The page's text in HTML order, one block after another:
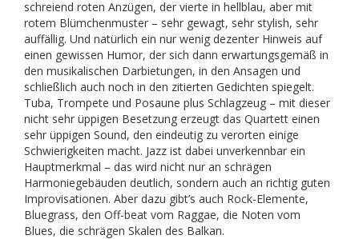
schreiend roten Anzügen, der vierte in hellblau, aber mit
rotem Blümchenmuster – sehr gewagt, sehr stylish, sehr
auffällig. Und natürlich ein nur wenig dezenter Hinweis auf
einen gewissen Humor, der sich dann erwartungsgemäß in
den musikalischen Darbietungen, in den Ansagen und
schließlich auch noch in den zitierten Gedichten spiegelt.
Tuba, Trompete und Posaune plus Schlagzeug – mit dieser
nicht sehr üppigen Besetzung erzeugt das Quartett einen
sehr üppigen Sound, den eindeutig zu verorten einige
Schwierigkeiten macht. Jazz ist dabei unverkennbar ein
Hauptmerkmal – das wird nicht nur an schrägen
Harmoniegebäuden deutlich, sondern auch an richtig guten
Improvisationen. Aber dazu gibt’s auch Rock-Elemente,
Bluegrass, den Off-beat vom Raggae, die Noten vom
Blues, die schrägen Skalen des Balkan.